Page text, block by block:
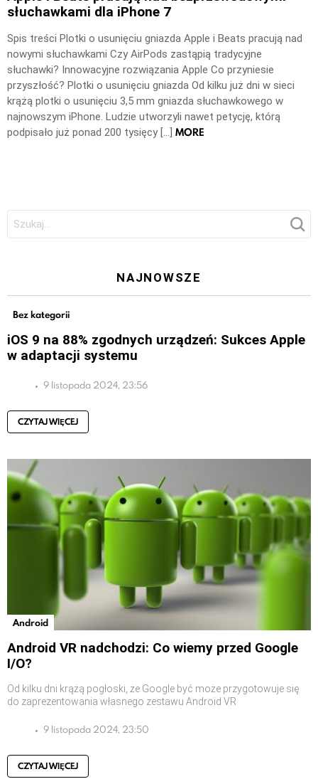
słuchawkami dla iPhone 7
Spis treści Plotki o usunięciu gniazda Apple i Beats pracują nad
nowymi słuchawkami Czy AirPods zastąpią tradycyjne
słuchawki? Innowacyjne rozwiązania Apple Co przyniesie
przyszłość? Plotki o usunięciu gniazda Od kilku już dni w sieci
krążą plotki o usunięciu 3,5 mm gniazda słuchawkowego w
najnowszym iPhone. Ludzie utworzyli nawet petycję, którą
podpisało już ponad 200 tysięcy […] MORE
Szukaj:
NAJNOWSZE
Bez kategorii
iOS 9 na 88% zgodnych urządzeń: Sukces Apple
w adaptacji systemu
9 listopada 2024, 23:56
CZYTAJ WIĘCEJ
Android
Android VR nadchodzi: Co wiemy przed Google
I/O?
Od kilku dni krążą pogłoski, że Google być może przygotowuje się
do zaprezentowania własnego zestawu Android VR
9 listopada 2024, 23:50
CZYTAJ WIĘCEJ